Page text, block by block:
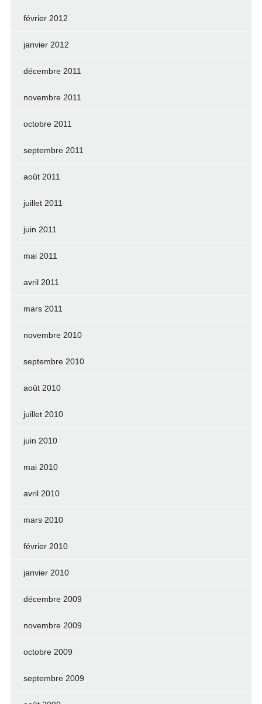
février 2012
janvier 2012
décembre 2011
novembre 2011
octobre 2011
septembre 2011
août 2011
juillet 2011
juin 2011
mai 2011
avril 2011
mars 2011
novembre 2010
septembre 2010
août 2010
juillet 2010
juin 2010
mai 2010
avril 2010
mars 2010
février 2010
janvier 2010
décembre 2009
novembre 2009
octobre 2009
septembre 2009